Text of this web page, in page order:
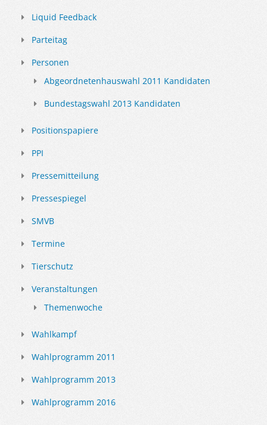
Liquid Feedback
Parteitag
Personen
Abgeordnetenhauswahl 2011 Kandidaten
Bundestagswahl 2013 Kandidaten
Positionspapiere
PPI
Pressemitteilung
Pressespiegel
SMVB
Termine
Tierschutz
Veranstaltungen
Themenwoche
Wahlkampf
Wahlprogramm 2011
Wahlprogramm 2013
Wahlprogramm 2016